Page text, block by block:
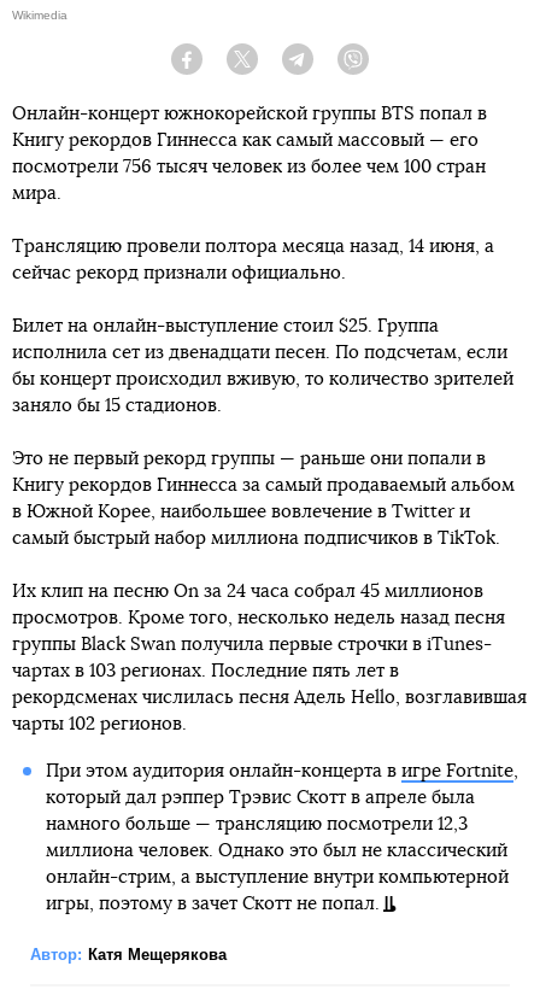
Wikimedia
Facebook Twitter Telegram
Онлайн-концерт южнокорейской группы BTS попал в
Книгу рекордов Гиннесса как самый массовый — его
посмотрели 756 тысяч человек из более чем 100 стран
мира.
Трансляцию провели полтора месяца назад, 14 июня, а
сейчас рекорд признали официально.
Билет на онлайн-выступление стоил $25. Группа
исполнила сет из двенадцати песен. По подсчетам, если
бы концерт происходил вживую, то количество зрителей
заняло бы 15 стадионов.
Это не первый рекорд группы — раньше они попали в
Книгу рекордов Гиннесса за самый продаваемый альбом
в Южной Корее, наибольшее вовлечение в Twitter и
самый быстрый набор миллиона подписчиков в TikTok.
Их клип на песню On за 24 часа собрал 45 миллионов
просмотров. Кроме того, несколько недель назад песня
группы Black Swan получила первые строчки в iTunes-
чартах в 103 регионах. Последние пять лет в
рекордсменах числилась песня Адель Hello, возглавившая
чарты 102 регионов.
При этом аудитория онлайн-концерта в игре Fortnite,
который дал рэппер Трэвис Скотт в апреле была
намного больше — трансляцию посмотрели 12,3
миллиона человек. Однако это был не классический
онлайн-стрим, а выступление внутри компьютерной
игры, поэтому в зачет Скотт не попал.
Автор: Катя Мещерякова